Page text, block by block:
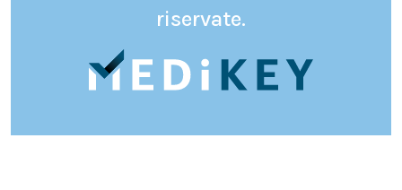
riservate.